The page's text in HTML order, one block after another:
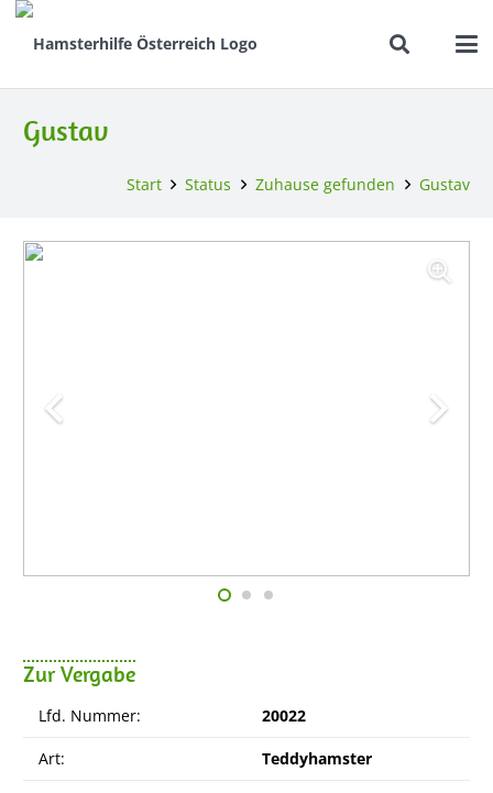
Gustav
Start Status Zuhause gefunden Gustav
Zur Vergabe
Lfd. Nummer: 20022
Art: Teddyhamster